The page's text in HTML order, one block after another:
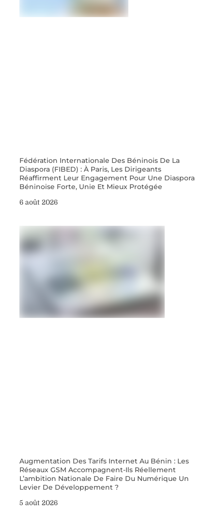
Fédération Internationale Des Béninois De La
Diaspora (FIBED) : À Paris, Les Dirigeants
Réaffirment Leur Engagement Pour Une Diaspora
Béninoise Forte, Unie Et Mieux Protégée
6 août 2026
Augmentation Des Tarifs Internet Au Bénin : Les
Réseaux GSM Accompagnent-Ils Réellement
L’ambition Nationale De Faire Du Numérique Un
Levier De Développement ?
5 août 2026